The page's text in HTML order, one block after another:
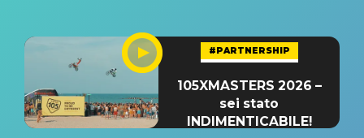
#PARTNERSHIP
105XMASTERS 2026 –
sei stato
INDIMENTICABILE!